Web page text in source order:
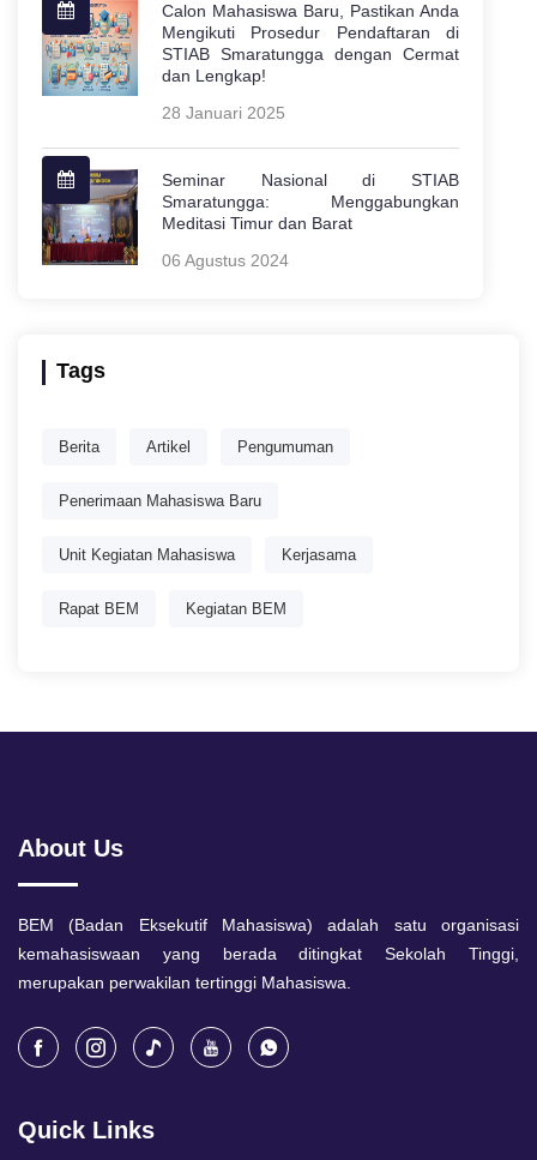
Calon Mahasiswa Baru, Pastikan Anda
Mengikuti Prosedur Pendaftaran di
STIAB Smaratungga dengan Cermat
dan Lengkap!
28 Januari 2025
Seminar Nasional di STIAB
Smaratungga: Menggabungkan
Meditasi Timur dan Barat
06 Agustus 2024
Tags
Berita Artikel Pengumuman
Penerimaan Mahasiswa Baru
Unit Kegiatan Mahasiswa Kerjasama
Rapat BEM Kegiatan BEM
About Us
BEM (Badan Eksekutif Mahasiswa) adalah satu organisasi
kemahasiswaan yang berada ditingkat Sekolah Tinggi,
merupakan perwakilan tertinggi Mahasiswa.
Quick Links